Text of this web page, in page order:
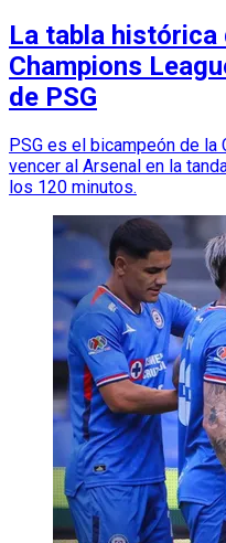
La tabla
Champions
de PSG
PSG es el bicampeón de
vencer al Arsenal en la
los 120 minutos.